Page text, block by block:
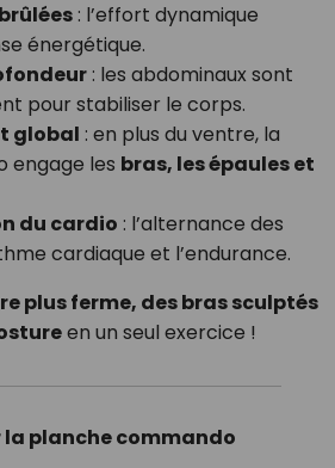
: l’effort dynamique
énergétique.
: les abdominaux sont
pour stabiliser le corps.
global : en plus du ventre, la
engage les bras, les épaules et
du cardio : l’alternance des
cardiaque et l’endurance.
plus ferme, des bras sculptés
en un seul exercice !
planche commando